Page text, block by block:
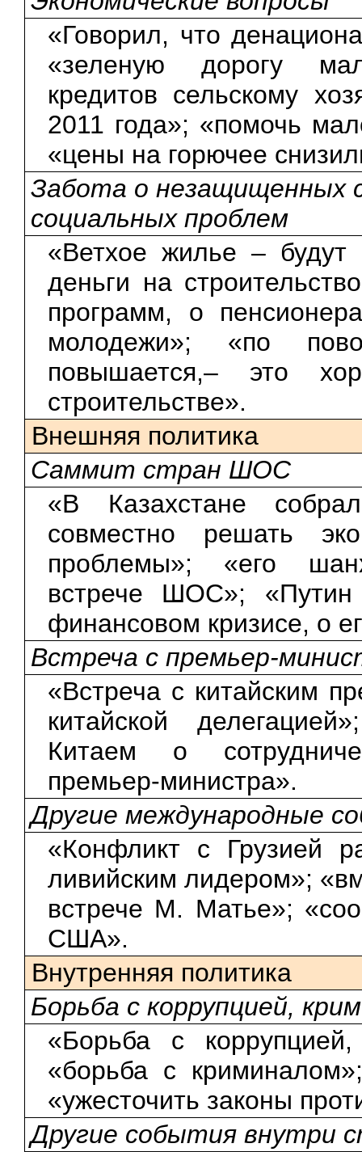
«Говорил, что
«зеленую дорогу
кредитов сельскому
2011 года»; «помочь
«цены на горючее
Забота о незащищенных
социальных проблем
«Ветхое жилье – будут
деньги на
программ, о
молодежи»; «по
повышается,– это
строительстве».
Внешняя политика
Саммит стран ШОС
«В Казахстане
совместно решать
проблемы»; «его
встрече ШОС»;
финансовом кризисе, о
Встреча с премьер-
«Встреча с китайским
китайской
Китаем о
премьер-министра».
Другие международные
«Конфликт с Грузией
ливийским лидером»;
встрече М. Матье»;
США».
Внутренняя политика
Борьба с коррупцией,
«Борьба с
«борьба с
«ужесточить законы
Другие события внутри